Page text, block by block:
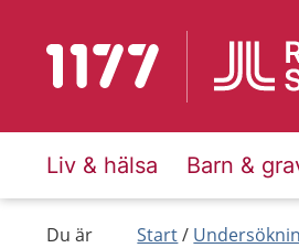
Till startsidan för 1177
Liv & hälsa Barn &
Du är
Start